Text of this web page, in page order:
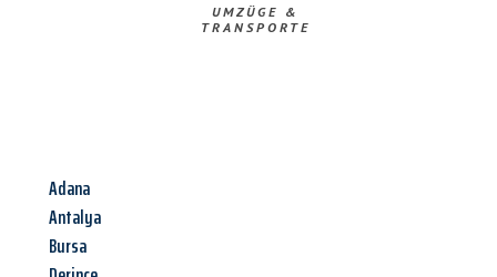
UMZÜGE &
TRANSPORTE
Adana
Antalya
Bursa